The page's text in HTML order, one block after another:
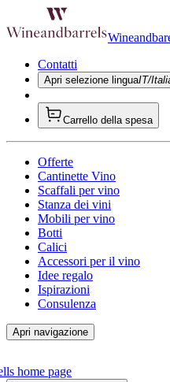
Contatti
Apri selezione linguaIT/
Carrello della spesa
Offerte
Cantinette Vino
Scaffali per vino
Stanza dei vini
Mobili per vino
Botti
Calici
Accessori per il vino
Idee regalo
Ispirazioni
Consulenza
Apri navigazione
home page